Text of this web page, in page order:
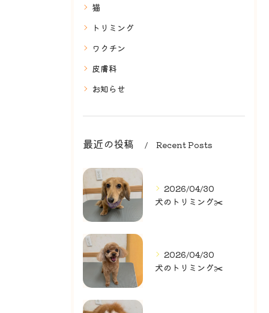
猫
トリミング
ワクチン
皮膚科
お知らせ
最近の投稿 Recent Posts
2026/04/30
犬のトリミング✂️
2026/04/30
犬のトリミング✂️